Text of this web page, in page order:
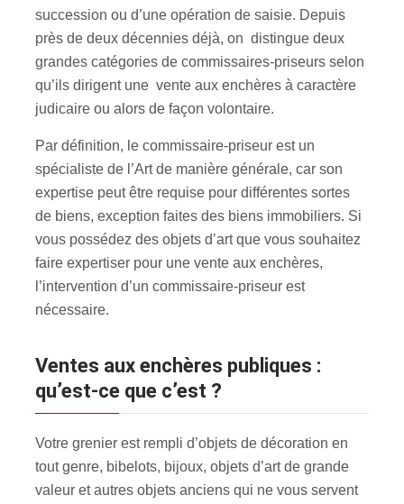
succession ou d’une opération de saisie. Depuis
près de deux décennies déjà, on distingue deux
grandes catégories de commissaires-priseurs selon
qu’ils dirigent une vente aux enchères à caractère
judicaire ou alors de façon volontaire.
Par définition, le commissaire-priseur est un
spécialiste de l’Art de manière générale, car son
expertise peut être requise pour différentes sortes
de biens, exception faites des biens immobiliers. Si
vous possédez des objets d’art que vous souhaitez
faire expertiser pour une vente aux enchères,
l’intervention d’un commissaire-priseur est
nécessaire.
Ventes aux enchères publiques :
qu’est-ce que c’est ?
Votre grenier est rempli d’objets de décoration en
tout genre, bibelots, bijoux, objets d’art de grande
valeur et autres objets anciens qui ne vous servent